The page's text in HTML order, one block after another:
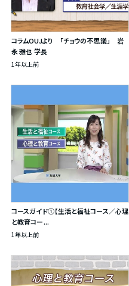
コラムOUJより 「チョウの不思議」 岩
永 雅也 学長
1年以上前
コースガイド①【生活と福祉コース／心理
と教育コー...
1年以上前